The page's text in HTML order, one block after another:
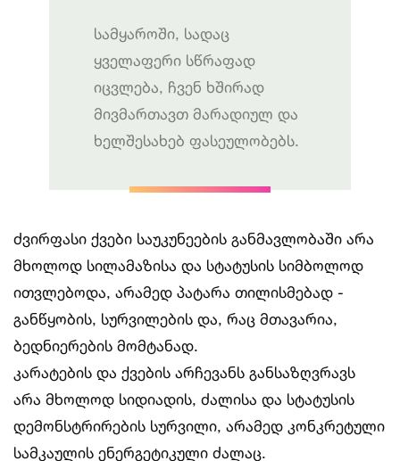
სამყაროში, სადაც
ყველაფერი სწრაფად
იცვლება, ჩვენ ხშირად
მივმართავთ მარადიულ და
ხელშესახებ ფასეულობებს.
ძვირფასი ქვები საუკუნეების განმავლობაში არა
მხოლოდ სილამაზისა და სტატუსის სიმბოლოდ
ითვლებოდა, არამედ პატარა თილისმებად -
განწყობის, სურვილების და, რაც მთავარია,
ბედნიერების მომტანად.
კარატების და ქვების არჩევანს განსაზღვრავს
არა მხოლოდ სიდიადის, ძალისა და სტატუსის
დემონსტრირების სურვილი, არამედ კონკრეტული
სამკაულის ენერგეტიკული ძალაც.